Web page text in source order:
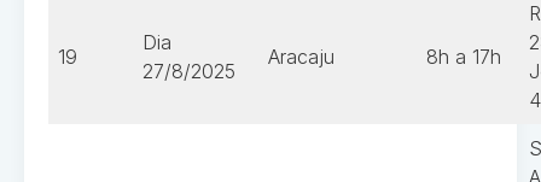
19
Dia
27/8/2025
Aracaju 8h a 17h